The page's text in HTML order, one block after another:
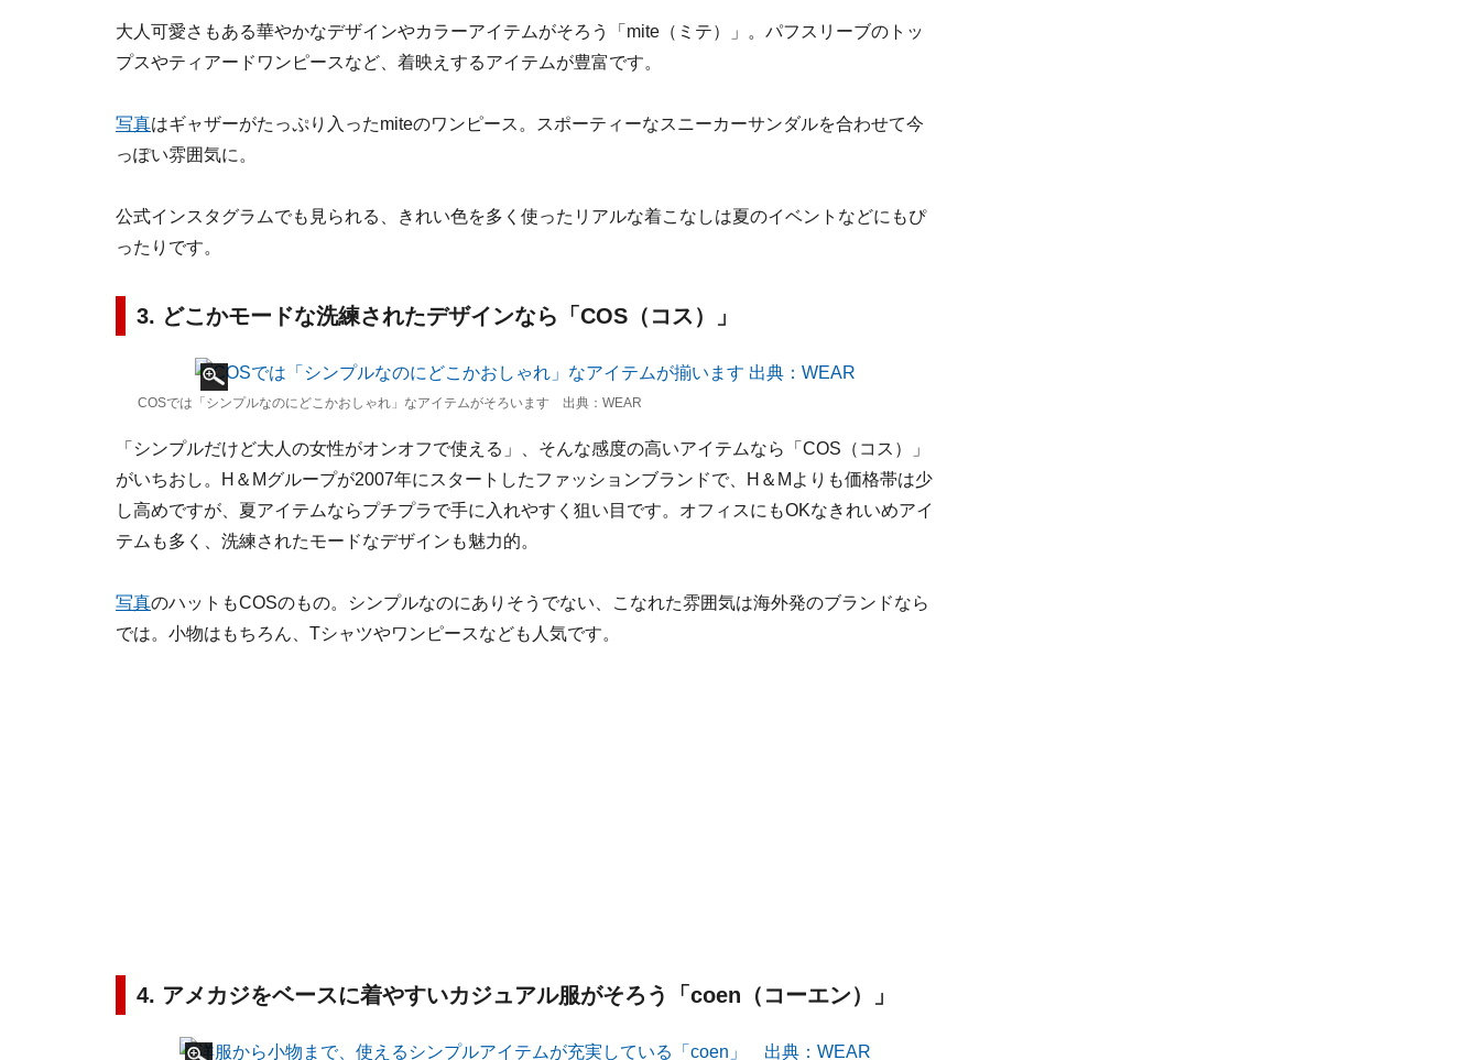
大人可愛さもある華やかなデザインやカラーアイテムがそろう「mite（ミテ）」。パフスリーブのトッ
プスやティアードワンピースなど、着映えするアイテムが豊富です。
写真はギャザーがたっぷり入ったmiteのワンピース。スポーティーなスニーカーサンダルを合わせて今
っぽい雰囲気に。
公式インスタグラムでも見られる、きれい色を多く使ったリアルな着こなしは夏のイベントなどにもぴ
ったりです。
3. どこかモードな洗練されたデザインなら「COS（コス）」
COSでは「シンプルなのにどこかおしゃれ」なアイテムがそろいます 出典：WEAR
「シンプルだけど大人の女性がオンオフで使える」、そんな感度の高いアイテムなら「COS（コス）」
がいちおし。H＆Mグループが2007年にスタートしたファッションブランドで、H＆Mよりも価格帯は少
し高めですが、夏アイテムならプチプラで手に入れやすく狙い目です。オフィスにもOKなきれいめアイ
テムも多く、洗練されたモードなデザインも魅力的。
写真のハットもCOSのもの。シンプルなのにありそうでない、こなれた雰囲気は海外発のブランドなら
では。小物はもちろん、Tシャツやワンピースなども人気です。
4. アメカジをベースに着やすいカジュアル服がそろう「coen（コーエン）」